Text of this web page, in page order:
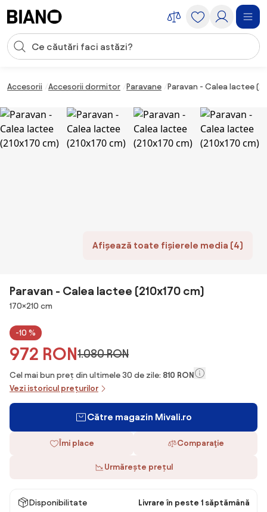
Introducerea căutării
Accesorii Accesorii dormitor Paravane Paravan - Calea lactee
Afișează toate fișierele media (4)
Paravan - Calea lactee (210x170 cm)
Dimensiuni
170×210 cm
-10 %
972 RON1.080 RON
Cel mai bun preț din ultimele 30 de zile: 810 RON
Vezi istoricul prețurilor
Către magazin Mivali.ro
Îmi place Comparaţie
Urmărește prețul
Disponibilitate Livrare în peste 1 săptămână